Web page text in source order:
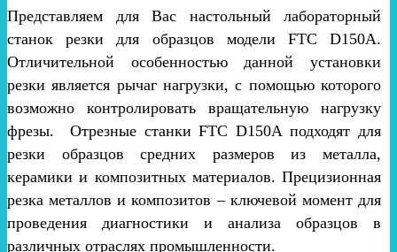
Представляем для Вас настольный лабораторный
станок резки для образцов модели FTC D150A.
Отличительной особенностью данной установки
резки является рычаг нагрузки, с помощью которого
возможно контролировать вращательную нагрузку
фрезы. Отрезные станки FTC D150A подходят для
резки образцов средних размеров из металла,
керамики и композитных материалов. Прецизионная
резка металлов и композитов – ключевой момент для
проведения диагностики и анализа образцов в
различных отраслях промышленности.